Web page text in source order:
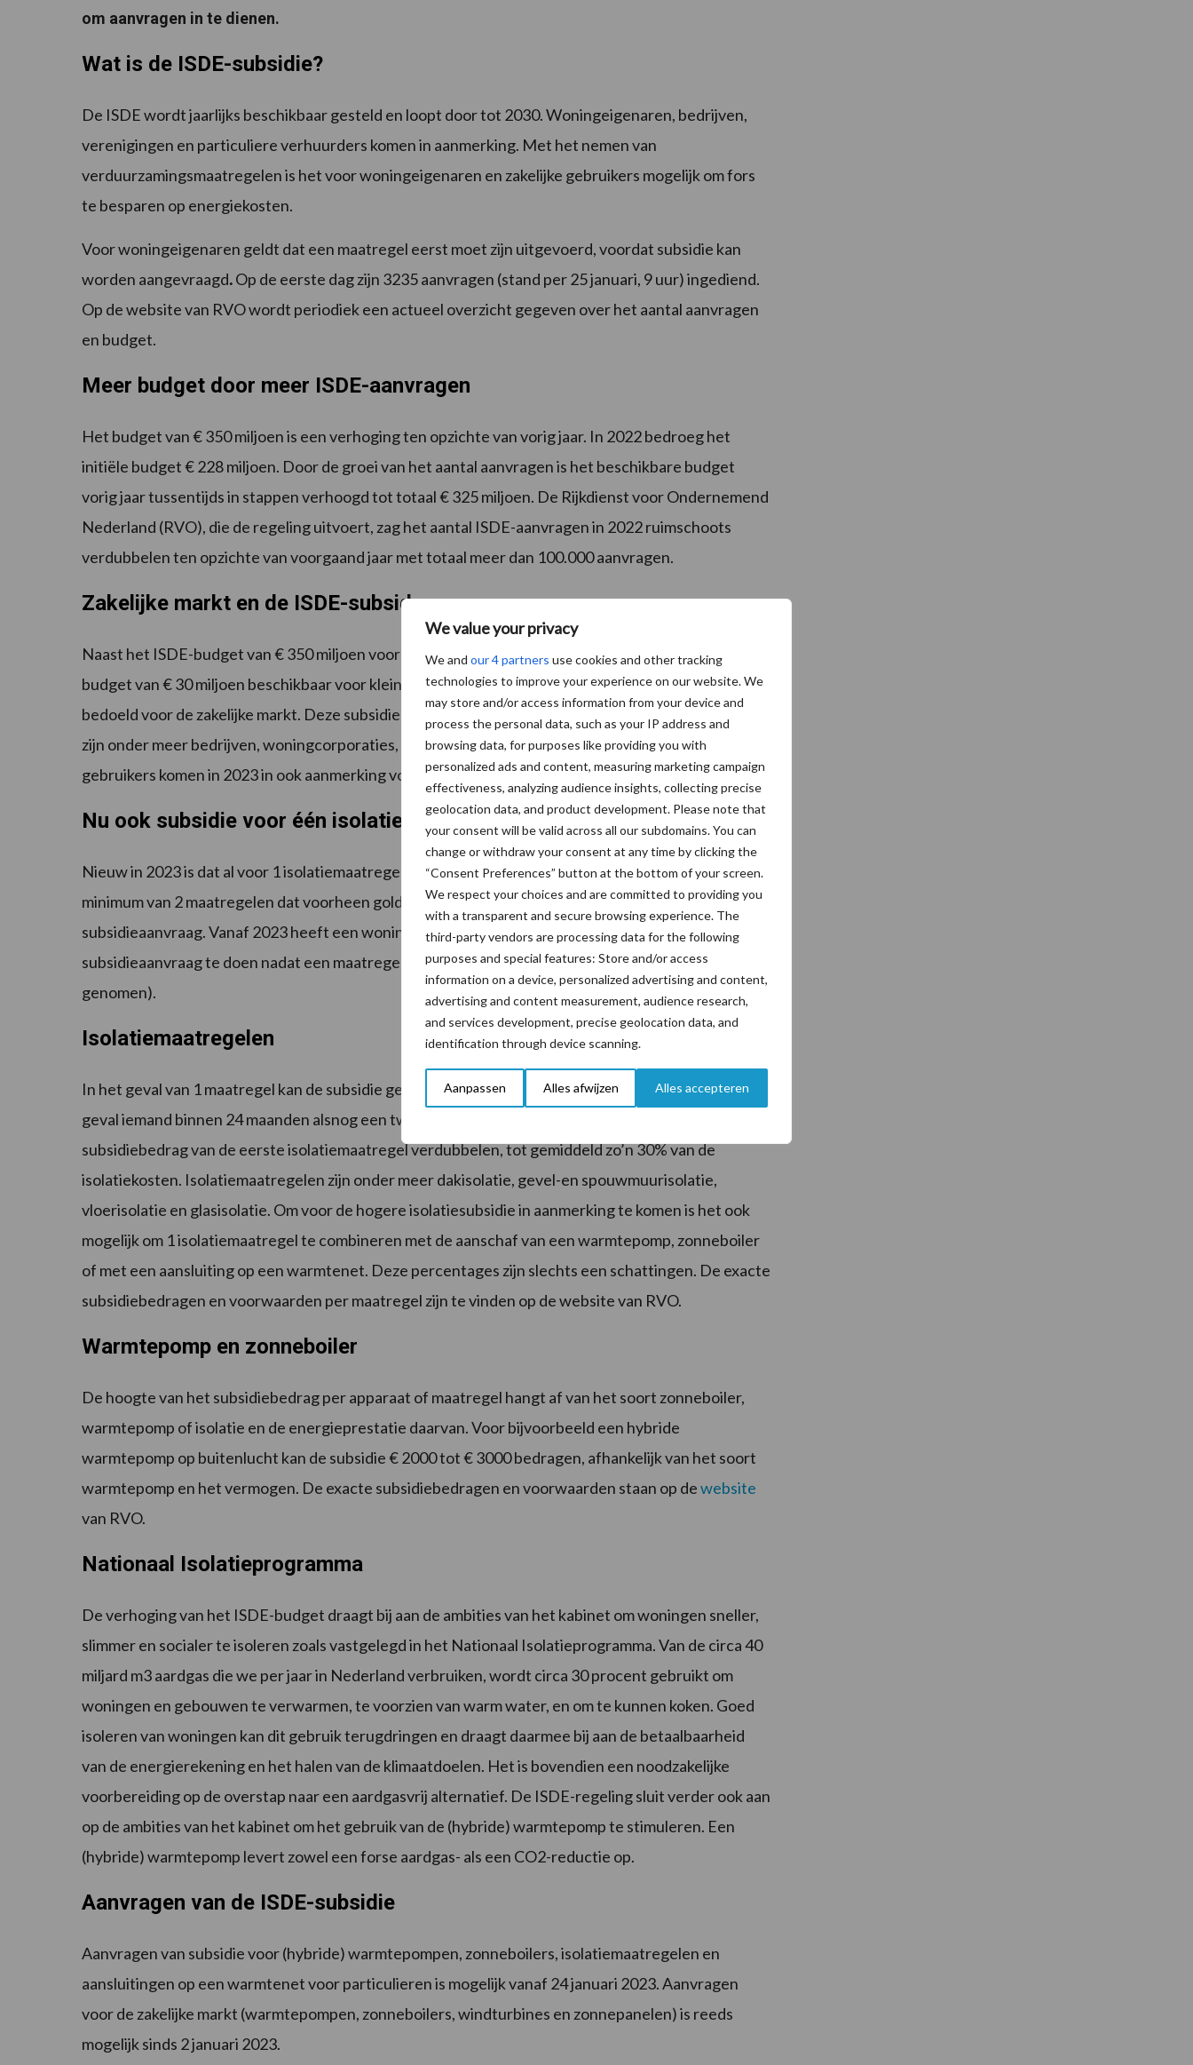
We value your privacy
We and our 4 partners use cookies and other tracking
technologies to improve your experience on our website. We
may store and/or access information from your device and
process the personal data, such as your IP address and
browsing data, for purposes like providing you with
personalized ads and content, measuring marketing campaign
effectiveness, analyzing audience insights, collecting precise
geolocation data, and product development. Please note that
your consent will be valid across all our subdomains. You can
change or withdraw your consent at any time by clicking the
“Consent Preferences” button at the bottom of your screen.
We respect your choices and are committed to providing you
with a transparent and secure browsing experience. The
third-party vendors are processing data for the following
purposes and special features: Store and/or access
information on a device, personalized advertising and content,
advertising and content measurement, audience research,
and services development, precise geolocation data, and
identification through device scanning.
Aanpassen Alles afwijzen Alles accepteren
om aanvragen in te dienen.
Wat is de ISDE-subsidie?
De ISDE wordt jaarlijks beschikbaar gesteld en loopt door tot 2030. Woningeigenaren, bedrijven,
verenigingen en particuliere verhuurders komen in aanmerking. Met het nemen van
verduurzamingsmaatregelen is het voor woningeigenaren en zakelijke gebruikers mogelijk om fors
te besparen op energiekosten.
Voor woningeigenaren geldt dat een maatregel eerst moet zijn uitgevoerd, voordat subsidie kan
worden aangevraagd.Op de eerste dag zijn 3235 aanvragen (stand per 25 januari, 9 uur) ingediend.
Op de website van RVO wordt periodiek een actueel overzicht gegeven over het aantal aanvragen
en budget.
Meer budget door meer ISDE-aanvragen
Het budget van € 350 miljoen is een verhoging ten opzichte van vorig jaar. In 2022 bedroeg het
initiële budget € 228 miljoen. Door de groei van het aantal aanvragen is het beschikbare budget
vorig jaar tussentijds in stappen verhoogd tot totaal € 325 miljoen. De Rijkdienst voor Ondernemend
Nederland (RVO), die de regeling uitvoert, zag het aantal ISDE-aanvragen in 2022 ruimschoots
verdubbelen ten opzichte van voorgaand jaar met totaal meer dan 100.000 aanvragen.
Zakelijke markt en de ISDE-subside
Naast het ISDE-budget van € 350 miljoen voor genoemde maatregelen en apparaten is er een
budget van € 30 miljoen beschikbaar voor kleinschalige windturbines en zonnepanelen, specifiek
bedoeld voor de zakelijke markt. Deze subsidie is tot eind 2023 aan te vragen. Zakelijke gebruikers
zijn onder meer bedrijven, woningcorporaties, verenigingen en particuliere verhuurders. Zakelijke
gebruikers komen in 2023 in ook aanmerking voor subsidie op warmtepompen en zonneboilers.
Nu ook subsidie voor één isolatiemaatregel
Nieuw in 2023 is dat al voor 1 isolatiemaatregel subsidie kan worden aangevraagd in plaats van het
minimum van 2 maatregelen dat voorheen gold. Ook is er meer tijd voor het doen van een
subsidieaanvraag. Vanaf 2023 heeft een woningeigenaar 24 maanden de tijd om een
subsidieaanvraag te doen nadat een maatregel is uitgevoerd (mits de maatregel na 1 januari 2022 is
genomen).
Isolatiemaatregelen
In het geval van 1 maatregel kan de subsidie gemiddeld 15% van de isolatiekosten bedragen. In het
geval iemand binnen 24 maanden alsnog een tweede maatregel laat uitvoeren (of meer) kan het
subsidiebedrag van de eerste isolatiemaatregel verdubbelen, tot gemiddeld zo’n 30% van de
isolatiekosten. Isolatiemaatregelen zijn onder meer dakisolatie, gevel-en spouwmuurisolatie,
vloerisolatie en glasisolatie. Om voor de hogere isolatiesubsidie in aanmerking te komen is het ook
mogelijk om 1 isolatiemaatregel te combineren met de aanschaf van een warmtepomp, zonneboiler
of met een aansluiting op een warmtenet. Deze percentages zijn slechts een schattingen. De exacte
subsidiebedragen en voorwaarden per maatregel zijn te vinden op de website van RVO.
Warmtepomp en zonneboiler
De hoogte van het subsidiebedrag per apparaat of maatregel hangt af van het soort zonneboiler,
warmtepomp of isolatie en de energieprestatie daarvan. Voor bijvoorbeeld een hybride
warmtepomp op buitenlucht kan de subsidie € 2000 tot € 3000 bedragen, afhankelijk van het soort
warmtepomp en het vermogen. De exacte subsidiebedragen en voorwaarden staan op dewebsite
van RVO.
Nationaal Isolatieprogramma
De verhoging van het ISDE-budget draagt bij aan de ambities van het kabinet om woningen sneller,
slimmer en socialer te isoleren zoals vastgelegd in het Nationaal Isolatieprogramma. Van de circa 40
miljard m3 aardgas die we per jaar in Nederland verbruiken, wordt circa 30 procent gebruikt om
woningen en gebouwen te verwarmen, te voorzien van warm water, en om te kunnen koken. Goed
isoleren van woningen kan dit gebruik terugdringen en draagt daarmee bij aan de betaalbaarheid
van de energierekening en het halen van de klimaatdoelen. Het is bovendien een noodzakelijke
voorbereiding op de overstap naar een aardgasvrij alternatief. De ISDE-regeling sluit verder ook aan
op de ambities van het kabinet om het gebruik van de (hybride) warmtepomp te stimuleren. Een
(hybride) warmtepomp levert zowel een forse aardgas- als een CO2-reductie op.
Aanvragen van de ISDE-subsidie
Aanvragen van subsidie voor (hybride) warmtepompen, zonneboilers, isolatiemaatregelen en
aansluitingen op een warmtenet voor particulieren is mogelijk vanaf 24 januari 2023. Aanvragen
voor de zakelijke markt (warmtepompen, zonneboilers, windturbines en zonnepanelen) is reeds
mogelijk sinds 2 januari 2023.